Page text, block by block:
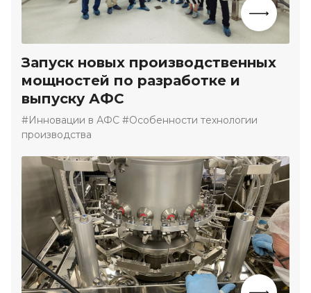
Запуск новых производственных
мощностей по разработке и
выпуску АФС
#Инновации в АФС #Особенности технологии
производства